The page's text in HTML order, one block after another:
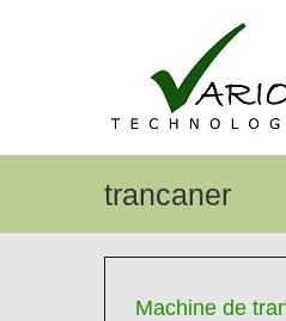
trancaner
Machine de